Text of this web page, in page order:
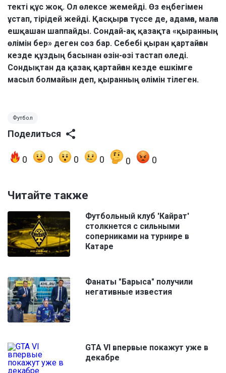
текті құс жоқ. Ол өлексе жемейді. Өз еңбегімен
ұстап, тірідей жейді. Қасқырға түссе де, адамға, малға
ешқашан шаппайды. Сондай-ақ қазақта «қыранның
өлімін бер» деген сөз бар. Себебі қыран қартайған
кезде құздың басынан өзін-өзі тастап өледі.
Сондықтан да қазақ қартайған кезде ешкімге
масыл болмайын деп, қыранның өлімін тілеген.
Футбол
Поделиться
0 0 0 0 0 0
Читайте также
Футбольный клуб 'Кайрат'
столкнется с сильными
соперниками на турнире в
Катаре
Фанаты "Барыса" получили
негативные известия
GTA VI впервые покажут уже в
декабре